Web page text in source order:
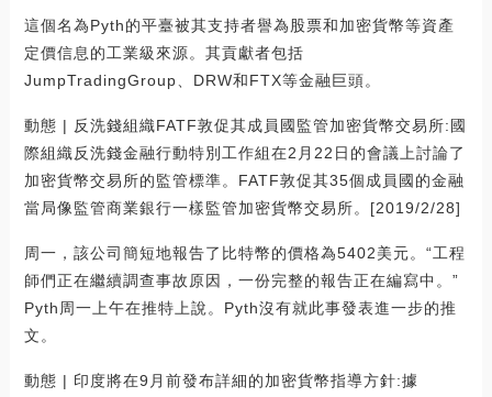
這個名為Pyth的平臺被其支持者譽為股票和加密貨幣等資產
定價信息的工業級來源。其貢獻者包括
JumpTradingGroup、DRW和FTX等金融巨頭。
動態 | 反洗錢組織FATF敦促其成員國監管加密貨幣交易所:國
際組織反洗錢金融行動特別工作組在2月22日的會議上討論了
加密貨幣交易所的監管標準。FATF敦促其35個成員國的金融
當局像監管商業銀行一樣監管加密貨幣交易所。[2019/2/28]
周一，該公司簡短地報告了比特幣的價格為5402美元。“工程
師們正在繼續調查事故原因，一份完整的報告正在編寫中。”
Pyth周一上午在推特上說。Pyth沒有就此事發表進一步的推
文。
動態 | 印度將在9月前發布詳細的加密貨幣指導方針:據